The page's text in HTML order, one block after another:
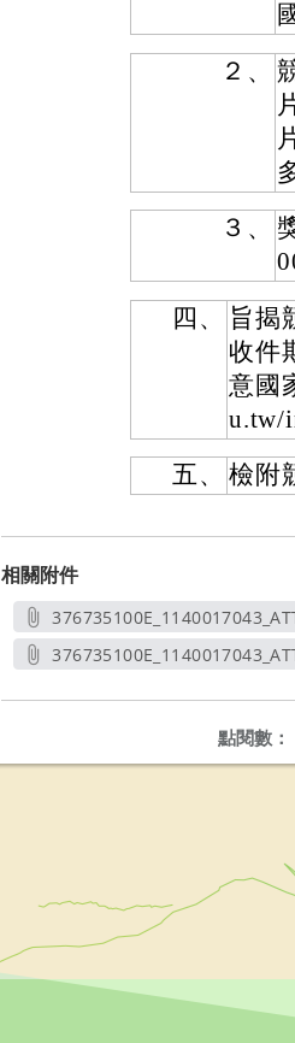
２、
３、
四、
旨揭
收件
意國
u.tw/
五、
檢附
相關附件
另開新視窗
點閱數：